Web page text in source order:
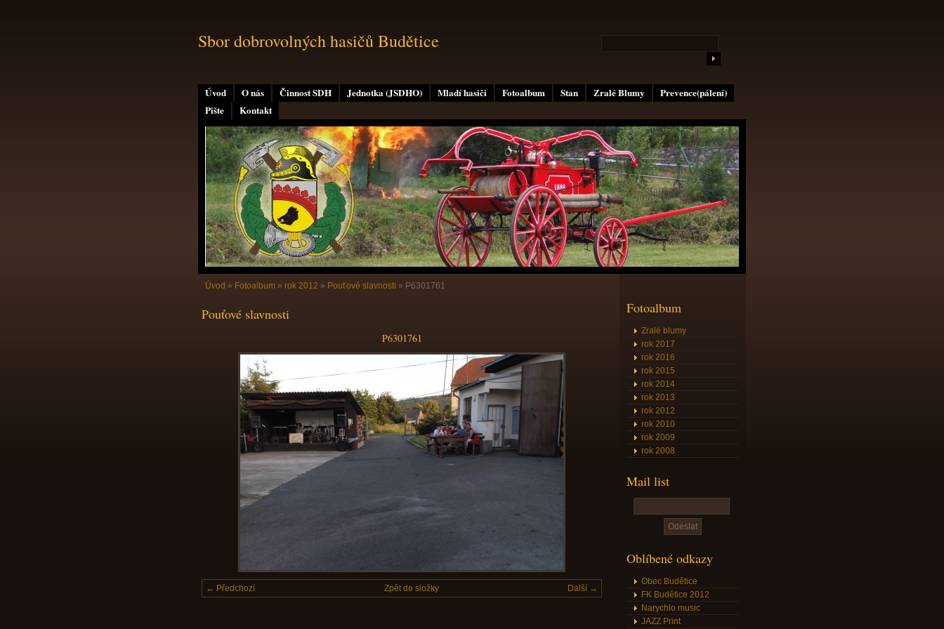
Úvod O nás Činnost SDH Jednotka (JSDHO) Mladí hasiči Fotoalbum Stan Zralé Blumy
Prevence(pálení)
Pište
Kontakt
Sbor dobrovolných hasičů Budětice
Fotoalbum
Zralé blumy
rok 2017
rok 2016
rok 2015
rok 2014
rok 2013
rok 2012
rok 2010
rok 2009
rok 2008
Mail list
Oblíbené odkazy
Obec Budětice
FK Budětice 2012
Narychlo music
JAZZ Print
Úvod » Fotoalbum » rok 2012 » Pouťové slavnosti » P6301761
Pouťové slavnosti
P6301761
← Předchozí Další →
Zpět do složky